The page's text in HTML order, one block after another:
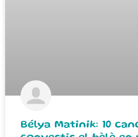
Bélya Matinik: 10